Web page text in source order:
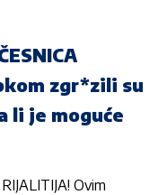
zgr*zili su
li je moguće
Ovim